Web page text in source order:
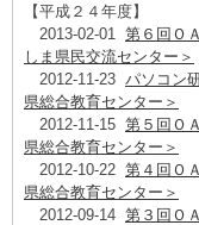
【平成２４年度】
2013-02-01 第６回Ｏ
しま県民交流センター＞
2012-11-23 パソコン
県総合教育センター＞
2012-11-15 第５回Ｏ
県総合教育センター＞
2012-10-22 第４回Ｏ
県総合教育センター＞
2012-09-14 第３回Ｏ